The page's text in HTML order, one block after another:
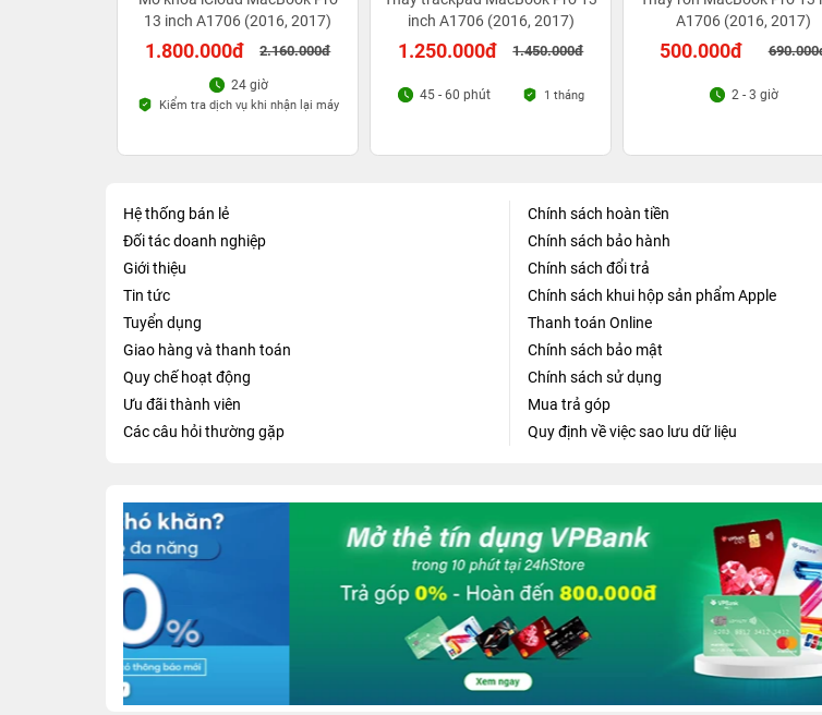
13 inch A1706 (2016, 2017)
1.800.000đ 2.160.000đ
24 giờ
Kiểm tra dịch vụ khi nhận lại máy
inch A1706 (2016, 2017)
1.250.000đ 1.450.000đ
45 - 60 phút 1 tháng
A1706 (2016, 2017)
500.000đ
2 - 3 giờ
Hệ thống bán lẻ
Đối tác doanh nghiệp
Giới thiệu
Tin tức
Tuyển dụng
Giao hàng và thanh toán
Quy chế hoạt động
Ưu đãi thành viên
Các câu hỏi thường gặp
Chính sách hoàn tiền
Chính sách bảo hành
Chính sách đổi trả
Chính sách khui hộp sản phẩm Apple
Thanh toán Online
Chính sách bảo mật
Chính sách sử dụng
Mua trả góp
Quy định về việc sao lưu dữ liệu